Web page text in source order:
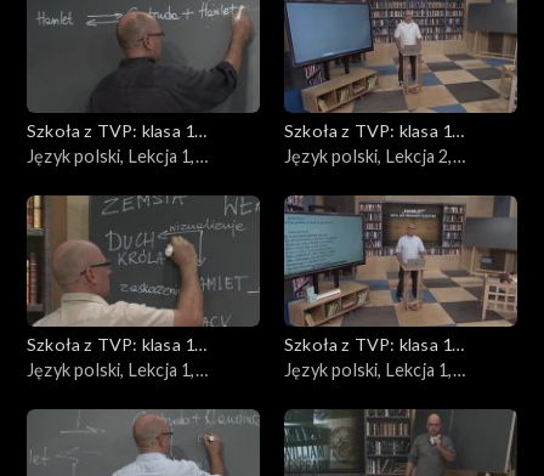
Szkoła z TVP: klasa 1
ponadpodstawowa
Język polski, Lekcja 1,
Szkoła z TVP: klasa 1
ponadpodstawowa
Język polski, Lekcja 2,
Szkoła z TVP: klasa 1
ponadpodstawowa
Język polski, Lekcja 1,
Szkoła z TVP: klasa 1
ponadpodstawowa
Język polski, Lekcja 1,